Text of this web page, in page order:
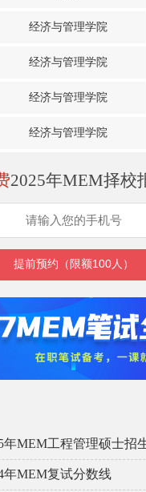
经济与管理学院
经济与管理学院
经济与管理学院
经济与管理学院
2025年MEM择校
年MEM工程管理硕士招
年MEM复试分数线